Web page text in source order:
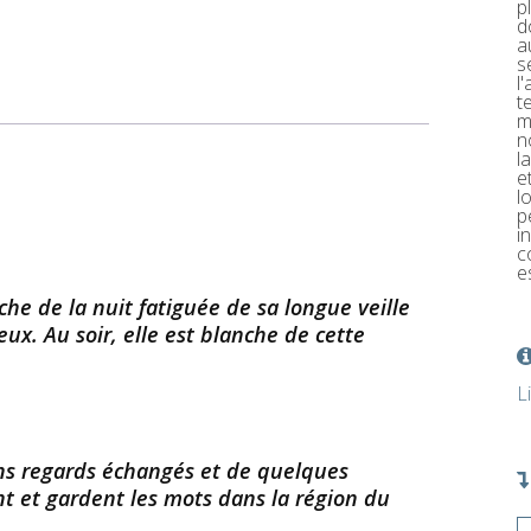
de la nuit fatiguée de sa longue veille
Au soir, elle est blanche de cette
regards échangés et de quelques
et gardent les mots dans la région du